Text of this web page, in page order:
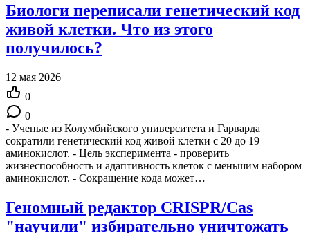
Биологи переписали генетический код
живой клетки. Что из этого
получилось?
12 мая 2026
0
0
- Ученые из Колумбийского университета и Гарварда
сократили генетический код живой клетки с 20 до 19
аминокислот. - Цель эксперимента - проверить
жизнеспособность и адаптивность клеток с меньшим набором
аминокислот. - Сокращение кода может…
Геномный редактор CRISPR/Cas
"научили" избирательно уничтожать